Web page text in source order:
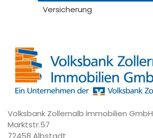
Versicherung
Volksbank Zollernalb Immobilien GmbH
Marktstr.57
72458 Albstadt